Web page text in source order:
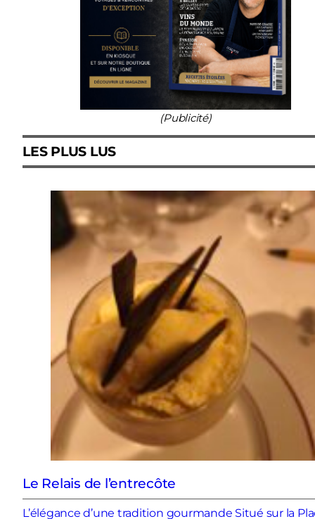
(Publicité)
LES PLUS LUS
Le Relais de l’entrecôte
L’élégance d’une tradition gourmande Situé sur la